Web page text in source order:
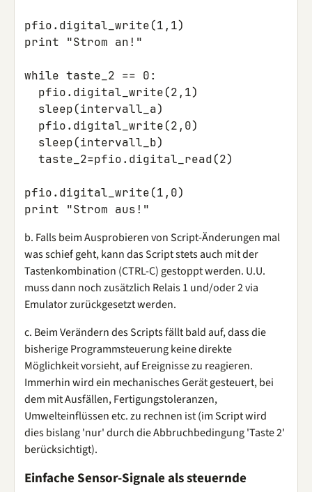
pfio.digital_write(1,1)
print "Strom an!"
while taste_2 == 0:
  pfio.digital_write(2,1)
  sleep(intervall_a)
  pfio.digital_write(2,0)
  sleep(intervall_b)
  taste_2=pfio.digital_read(2)
pfio.digital_write(1,0)
b. Falls beim Ausprobieren von Script-Änderungen mal
was schief geht, kann das Script stets auch mit der
Tastenkombination (CTRL-C) gestoppt werden. U.U.
muss dann noch zusätzlich Relais 1 und/oder 2 via
Emulator zurückgesetzt werden.
c. Beim Verändern des Scripts fällt bald auf, dass die
bisherige Programmsteuerung keine direkte
Möglichkeit vorsieht, auf Ereignisse zu reagieren.
Immerhin wird ein mechanisches Gerät gesteuert, bei
dem mit Ausfällen, Fertigungstoleranzen,
Umwelteinflüssen etc. zu rechnen ist (im Script wird
dies bislang 'nur' durch die Abbruchbedingung 'Taste 2'
berücksichtigt).
Einfache Sensor-Signale als steuernde